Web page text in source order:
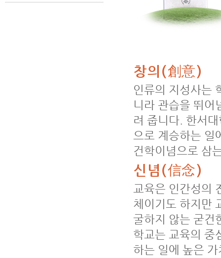
창의(創意)
인류의 지성사는
니라 관습을 뛰어
려 줍니다. 한서
으로 계승하는 일
건학이념으로 삼
신념(信念)
교육은 인간성의
체이기도 하지만
굴하지 않는 굳건
학교는 교육의 중
하는 일에 높은